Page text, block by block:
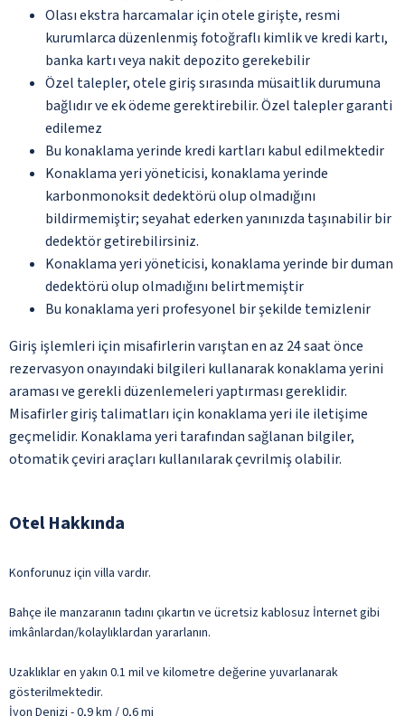
Olası ekstra harcamalar için otele girişte, resmi
kurumlarca düzenlenmiş fotoğraflı kimlik ve kredi kartı,
banka kartı veya nakit depozito gerekebilir
Özel talepler, otele giriş sırasında müsaitlik durumuna
bağlıdır ve ek ödeme gerektirebilir. Özel talepler garanti
edilemez
Bu konaklama yerinde kredi kartları kabul edilmektedir
Konaklama yeri yöneticisi, konaklama yerinde
karbonmonoksit dedektörü olup olmadığını
bildirmemiştir; seyahat ederken yanınızda taşınabilir bir
dedektör getirebilirsiniz.
Konaklama yeri yöneticisi, konaklama yerinde bir duman
dedektörü olup olmadığını belirtmemiştir
Bu konaklama yeri profesyonel bir şekilde temizlenir
Giriş işlemleri için misafirlerin varıştan en az 24 saat önce
rezervasyon onayındaki bilgileri kullanarak konaklama yerini
araması ve gerekli düzenlemeleri yaptırması gereklidir.
Misafirler giriş talimatları için konaklama yeri ile iletişime
geçmelidir. Konaklama yeri tarafından sağlanan bilgiler,
otomatik çeviri araçları kullanılarak çevrilmiş olabilir.
Otel Hakkında
Konforunuz için villa vardır.
Bahçe ile manzaranın tadını çıkartın ve ücretsiz kablosuz İnternet gibi
imkânlardan/kolaylıklardan yararlanın.
Uzaklıklar en yakın 0.1 mil ve kilometre değerine yuvarlanarak
gösterilmektedir.
İyon Denizi - 0,9 km / 0,6 mi